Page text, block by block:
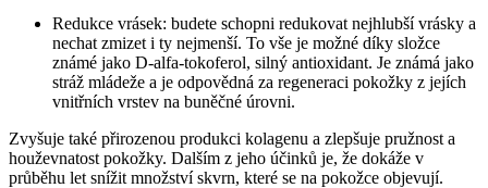
Redukce vrásek: budete schopni redukovat nejhlubší vrásky a
nechat zmizet i ty nejmenší. To vše je možné díky složce
známé jako D-alfa-tokoferol, silný antioxidant. Je známá jako
stráž mládeže a je odpovědná za regeneraci pokožky z jejích
vnitřních vrstev na buněčné úrovni.
Zvyšuje také přirozenou produkci kolagenu a zlepšuje pružnost a
houževnatost pokožky. Dalším z jeho účinků je, že dokáže v
průběhu let snížit množství skvrn, které se na pokožce objevují.